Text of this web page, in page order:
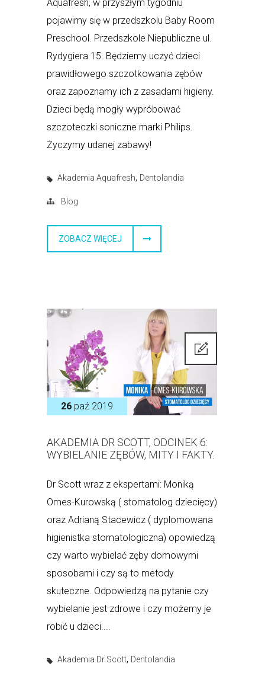
Aquafresh, w przyszłym tygodniu
pojawimy się w przedszkolu Baby Room
Preschool. Przedszkole Niepubliczne ul.
Rydygiera 15. Będziemy uczyć dzieci
prawidłowego szczotkowania zębów
oraz zapoznamy ich z zasadami higieny.
Dzieci będą mogły wypróbować
szczoteczki soniczne marki Philips.
Życzymy udanej zabawy!
Akademia Aquafresh, Dentolandia
Blog
ZOBACZ WIĘCEJ
26 paź 2019
AKADEMIA DR SCOTT, ODCINEK 6:
WYBIELANIE ZĘBÓW, MITY I FAKTY.
Dr Scott wraz z ekspertami: Moniką
Omes-Kurowską ( stomatolog dziecięcy)
oraz Adrianą Stacewicz ( dyplomowana
higienistka stomatologiczna) opowiedzą
czy warto wybielać zęby domowymi
sposobami i czy są to metody
skuteczne. Odpowiedzą na pytanie czy
wybielanie jest zdrowe i czy możemy je
robić u dzieci....
Akademia Dr Scott, Dentolandia